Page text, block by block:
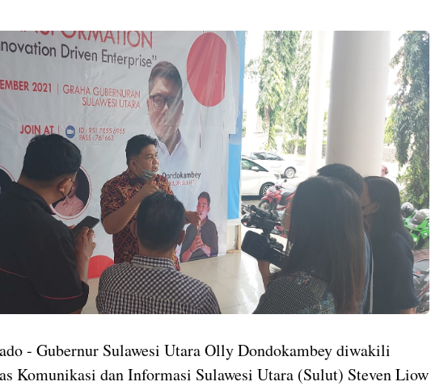
- Gubernur Sulawesi Utara Olly Dondokambey diwakili
Komunikasi dan Informasi Sulawesi Utara (Sulut) Steven Liow